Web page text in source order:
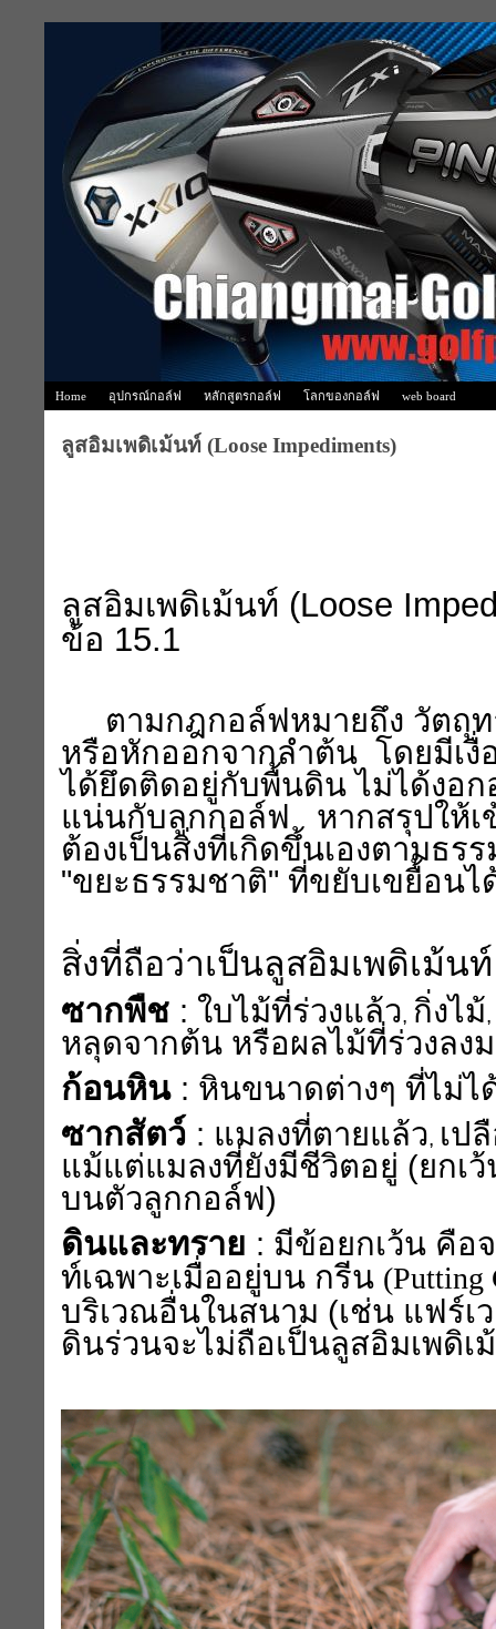
Home อุปกรณ์กอล์ฟ หลักสูตรกอล์ฟ โลกของกอล์ฟ web board
ลูสอิมเพดิเม้นท์ (Loose Impediments)
ลูสอิมเพดิเม้นท์ (Loose
ข้อ 15.1
ตามกฎกอล์ฟหมายถึง วัตถุท
หรือหักออกจากลำต้น โดยมีเ
ได้ยึดติดอยู่กับพื้นดิน ไม่ได้งอ
แน่นกับลูกกอล์ฟ หากสรุปให้เ
ต้องเป็นสิ่งที่เกิดขึ้นเองตามธร
"ขยะธรรมชาติ" ที่ขยับเขยื้อนไ
สิ่งที่ถือว่าเป็นลูสอิมเพดิเม้นท์
ซากพืช : ใบไม้ที่ร่วงแล้ว, กิ่งไม้,
หลุดจากต้น หรือผลไม้ที่ร่วงลง
ก้อนหิน : หินขนาดต่างๆ ที่ไม่
ซากสัตว์ : แมลงที่ตายแล้ว, เป
แม้แต่แมลงที่ยังมีชีวิตอยู่ (ยกเ
บนตัวลูกกอล์ฟ)
ดินและทราย : มีข้อยกเว้น คือ
ท์เฉพาะเมื่ออยู่บน กรีน (Putting
บริเวณอื่นในสนาม (เช่น แฟร์เ
ดินร่วนจะไม่ถือเป็นลูสอิมเพดิเ